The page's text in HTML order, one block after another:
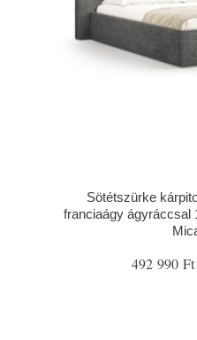
Sötétszürke
franciaágy ágyráccsal
492 990 Ft